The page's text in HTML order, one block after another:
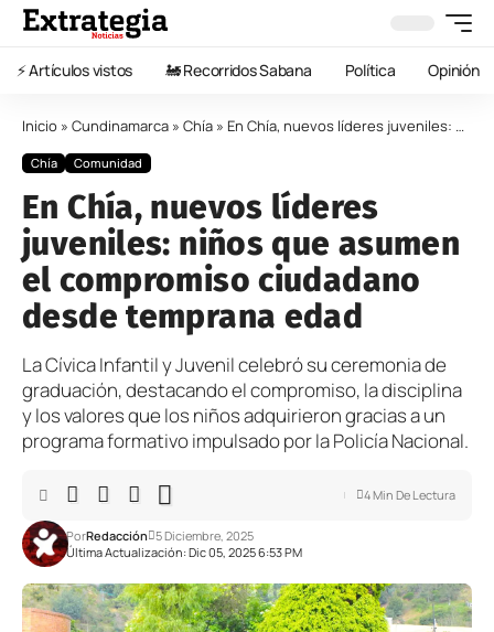
⚡️ Artículos vistos 🚂 Recorridos Sabana Política Opinión
Inicio » Cundinamarca » Chía » En Chía, nuevos líderes juveniles: niños que asumen el compromiso ciudadano desde temprana edad
Chía Comunidad
En Chía, nuevos líderes
juveniles: niños que asumen
el compromiso ciudadano
desde temprana edad
La Cívica Infantil y Juvenil celebró su ceremonia de
graduación, destacando el compromiso, la disciplina
y los valores que los niños adquirieron gracias a un
programa formativo impulsado por la Policía Nacional.
Última Actualización: Dic 05, 2025 6:53 PM
PorRedacción 5 Diciembre, 2025
4 Min De Lectura